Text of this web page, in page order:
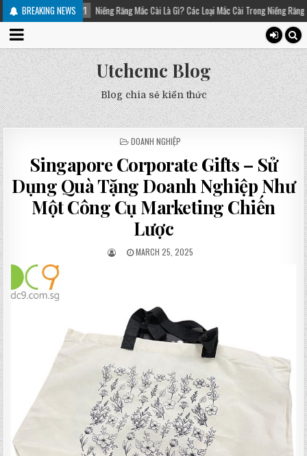
BREAKING NEWS
Niềng Răng Mắc Cài Là Gì? Các Loại Mắc Cài Trong Niềng Răng – Platinum Dental
Utchcmc Blog
Blog chia sẻ kiến thức
POSTED
DOANH NGHIỆP
Singapore Corporate Gifts – Sử
Dụng Quà Tặng Doanh Nghiệp Như
Một Công Cụ Marketing Chiến
Lược
MARCH 25, 2025